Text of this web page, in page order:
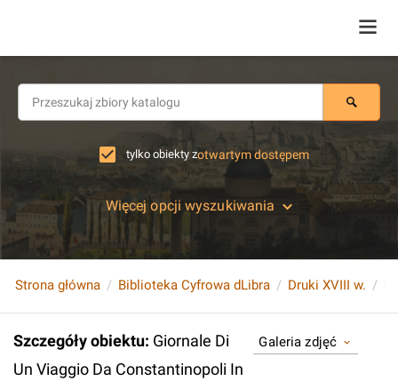
tylko obiekty zotwartym dostępem
Więcej opcji wyszukiwania
Strona główna Biblioteka Cyfrowa dLibra Druki XVIII w.
Szczegóły obiektu: Giornale Di
Un Viaggio Da Constantinopoli In
Galeria zdjęć